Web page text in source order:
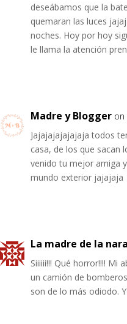
deseábamos que la
quemaran las luces
noches. Hoy por hoy
le llama la atención
Madre y Blogger on
Jajajajajajajaja todos
casa, de los que sacan
venido tu mejor amiga
mundo exterior jajajaja
La madre de la
Siiiiii!!! Qué horror!!!! Mi
un camión de
son de lo más odiodo.